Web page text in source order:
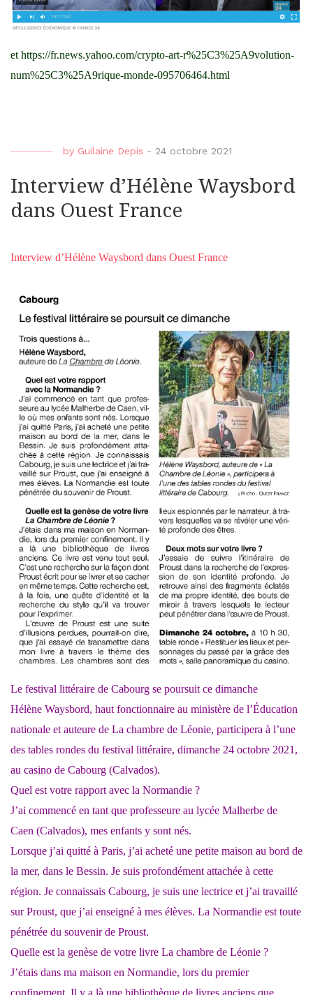
ethttps://fr.news.yahoo.com/crypto-art-r%25C3%25A9volution-
num%25C3%25A9rique-monde-095706464.html
by Guilaine Depis - 24 octobre 2021
Interview d’Hélène Waysbord
dans Ouest France
Interview d’Hélène Waysbord dans Ouest France
Le festival littéraire de Cabourg se poursuit ce dimanche
Hélène Waysbord, haut fonctionnaire au ministère de l’Éducation
nationale et auteure de La chambre de Léonie, participera à l’une
des tables rondes du festival littéraire, dimanche 24 octobre 2021,
au casino de Cabourg (Calvados).
Quel est votre rapport avec la Normandie ?
J’ai commencé en tant que professeure au lycée Malherbe de
Caen (Calvados), mes enfants y sont nés.
Lorsque j’ai quitté à Paris, j’ai acheté une petite maison au bord de
la mer, dans le Bessin. Je suis profondément attachée à cette
région. Je connaissais Cabourg, je suis une lectrice et j’ai travaillé
sur Proust, que j’ai enseigné à mes élèves. La Normandie est toute
pénétrée du souvenir de Proust.
Quelle est la genèse de votre livre La chambre de Léonie ?
J’étais dans ma maison en Normandie, lors du premier
confinement. Il y a là une bibliothèque de livres anciens que